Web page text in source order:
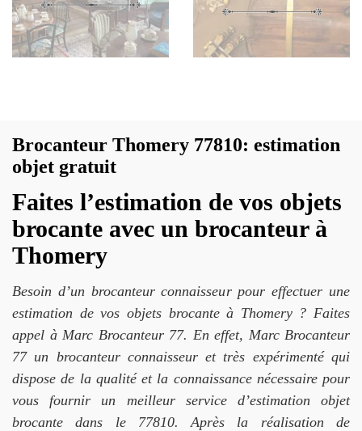
Brocanteur Thomery 77810: estimation
objet gratuit
Faites l’estimation de vos objets
brocante avec un brocanteur à
Thomery
Besoin d’un brocanteur connaisseur pour effectuer une
estimation de vos objets brocante à Thomery ? Faites
appel à Marc Brocanteur 77. En effet, Marc Brocanteur
77 un brocanteur connaisseur et très expérimenté qui
dispose de la qualité et la connaissance nécessaire pour
vous fournir un meilleur service d’estimation objet
brocante dans le 77810. Après la réalisation de